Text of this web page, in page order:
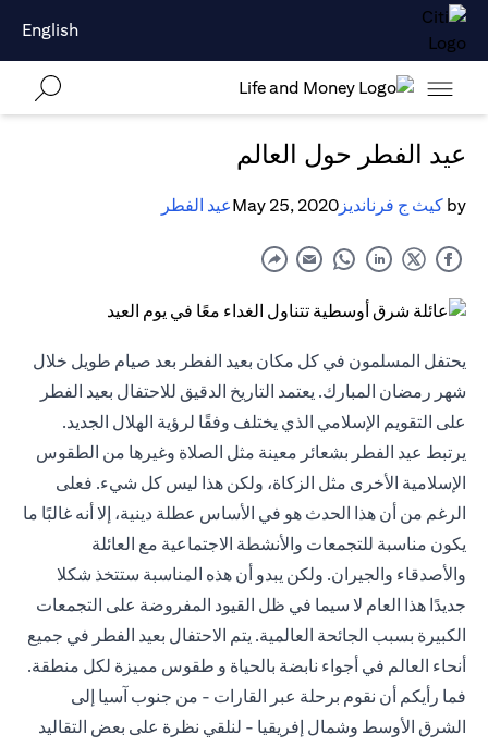
English
عيد الفطر حول العالم
by كيث ج فرنانديز May 25, 2020عيد الفطر
يحتفل المسلمون في كل مكان بعيد الفطر بعد صيام طويل خلال
شهر رمضان المبارك. يعتمد التاريخ الدقيق للاحتفال بعيد الفطر
على التقويم الإسلامي الذي يختلف وفقًا لرؤية الهلال الجديد.
يرتبط عيد الفطر بشعائر معينة مثل الصلاة وغيرها من الطقوس
الإسلامية الأخرى مثل الزكاة، ولكن هذا ليس كل شيء. فعلى
الرغم من أن هذا الحدث هو في الأساس عطلة دينية، إلا أنه غالبًا ما
يكون مناسبة للتجمعات والأنشطة الاجتماعية مع العائلة
والأصدقاء والجيران. ولكن يبدو أن هذه المناسبة ستتخذ شكلا
جديدًا هذا العام لا سيما في ظل القيود المفروضة على التجمعات
الكبيرة بسبب الجائحة العالمية. يتم الاحتفال بعيد الفطر في جميع
أنحاء العالم في أجواء نابضة بالحياة و طقوس مميزة لكل منطقة.
فما رأيكم أن نقوم برحلة عبر القارات - من جنوب آسيا إلى
الشرق الأوسط وشمال إفريقيا - لنلقي نظرة على بعض التقاليد